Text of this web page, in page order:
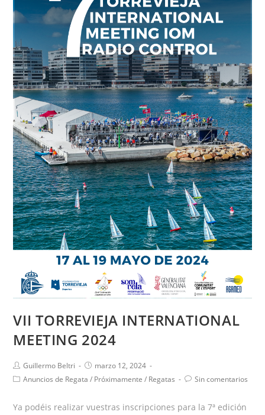
VII TORREVIEJA INTERNATIONAL
MEETING 2024
Guillermo Beltri
marzo 12, 2024
Anuncios de Regata / Próximamente / Regatas Sin comentarios
Ya podéis realizar vuestras inscripciones para la 7ª edición